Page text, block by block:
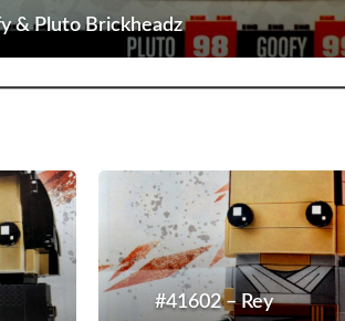
& Pluto Brickheadz
–
Rey
BrickHeadz
#41602 – Rey